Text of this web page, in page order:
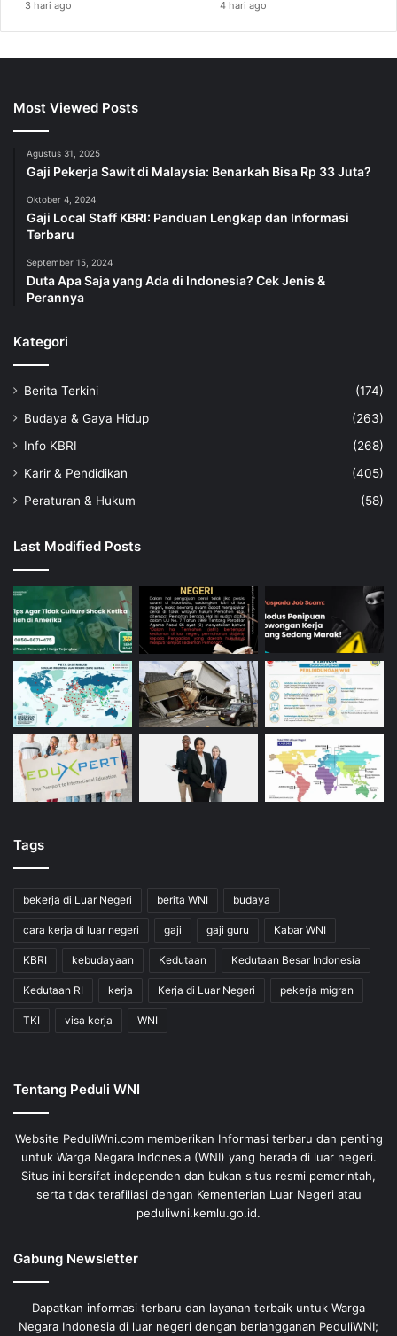
3 hari ago 4 hari ago
Most Viewed Posts
Agustus 31, 2025
Gaji Pekerja Sawit di Malaysia: Benarkah Bisa Rp 33 Juta?
Oktober 4, 2024
Gaji Local Staff KBRI: Panduan Lengkap dan Informasi
Terbaru
September 15, 2024
Duta Apa Saja yang Ada di Indonesia? Cek Jenis &
Perannya
Kategori
Berita Terkini
(174)
Budaya & Gaya Hidup
(263)
Info KBRI
(268)
Karir & Pendidikan
(405)
Peraturan & Hukum
(58)
Last Modified Posts
Tags
bekerja di Luar Negeri berita WNI budaya
cara kerja di luar negeri gaji gaji guru Kabar WNI
KBRI kebudayaan Kedutaan Kedutaan Besar Indonesia
Kedutaan RI kerja Kerja di Luar Negeri pekerja migran
TKI visa kerja WNI
Tentang Peduli WNI
Website PeduliWni.com memberikan Informasi terbaru dan penting
untuk Warga Negara Indonesia (WNI) yang berada di luar negeri.
Situs ini bersifat independen dan bukan situs resmi pemerintah,
serta tidak terafiliasi dengan Kementerian Luar Negeri atau
peduliwni.kemlu.go.id.
Gabung Newsletter
Dapatkan informasi terbaru dan layanan terbaik untuk Warga
Negara Indonesia di luar negeri dengan berlangganan PeduliWNI;